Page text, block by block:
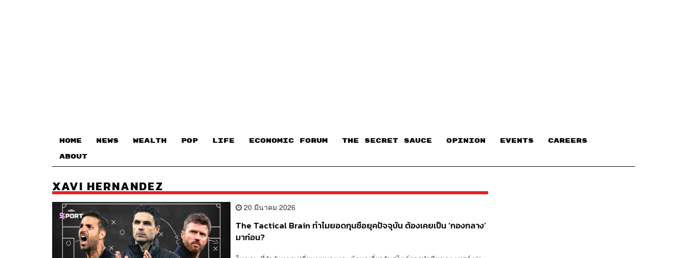
HOME NEWS WEALTH POP LIFE ECONOMIC FORUM THE SECRET SAUCE​ OPINION EVENTS CAREERS
ABOUT
XAVI HERNANDEZ
20 มีนาคม 2026
The Tactical Brain ทำไมยอดกุนซือยุคปัจจุบัน ต้องเคยเป็น ‘กองกลาง’
มาก่อน?